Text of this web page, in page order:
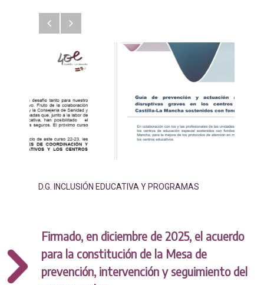
AnteriorSiguiente
D.G. INCLUSIÓN EDUCATIVA Y PROGRAMAS
Firmado, en diciembre de 2025, el acuerdo
para la constitución de la Mesa de
prevención, intervención y seguimiento del